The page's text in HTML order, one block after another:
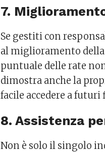
7.
Se gestiti con
al miglioramento
puntuale delle rate
dimostra anche la
facile accedere a
8. Assistenza
Non è solo il singolo